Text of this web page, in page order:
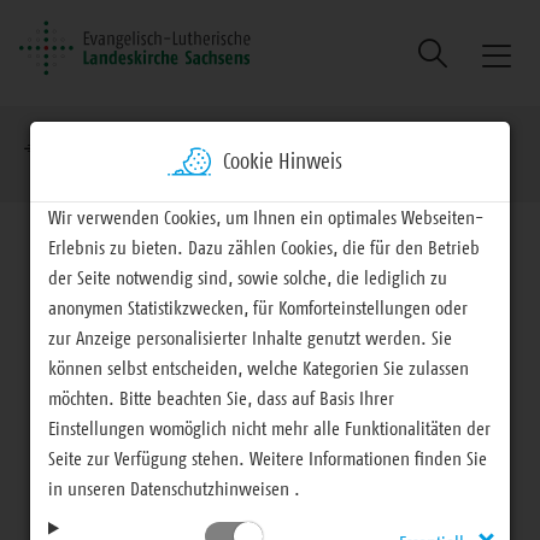
Suche
Brotkrumennavigation
EVLKS - engagiert Mitteilungen
Mitteilungen
Das wird ein Fest
Cookie Hinweis
Wir verwenden Cookies, um Ihnen ein optimales Webseiten-
Erlebnis zu bieten. Dazu zählen Cookies, die für den Betrieb
der Seite notwendig sind, sowie solche, die lediglich zu
anonymen Statistikzwecken, für Komforteinstellungen oder
zur Anzeige personalisierter Inhalte genutzt werden. Sie
können selbst entscheiden, welche Kategorien Sie zulassen
möchten. Bitte beachten Sie, dass auf Basis Ihrer
Einstellungen womöglich nicht mehr alle Funktionalitäten der
Seite zur Verfügung stehen. Weitere Informationen finden Sie
in unseren Datenschutzhinweisen .